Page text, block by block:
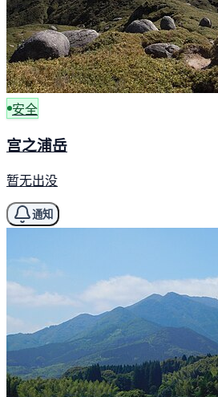
安全
宫之浦岳
暂无出没
通知